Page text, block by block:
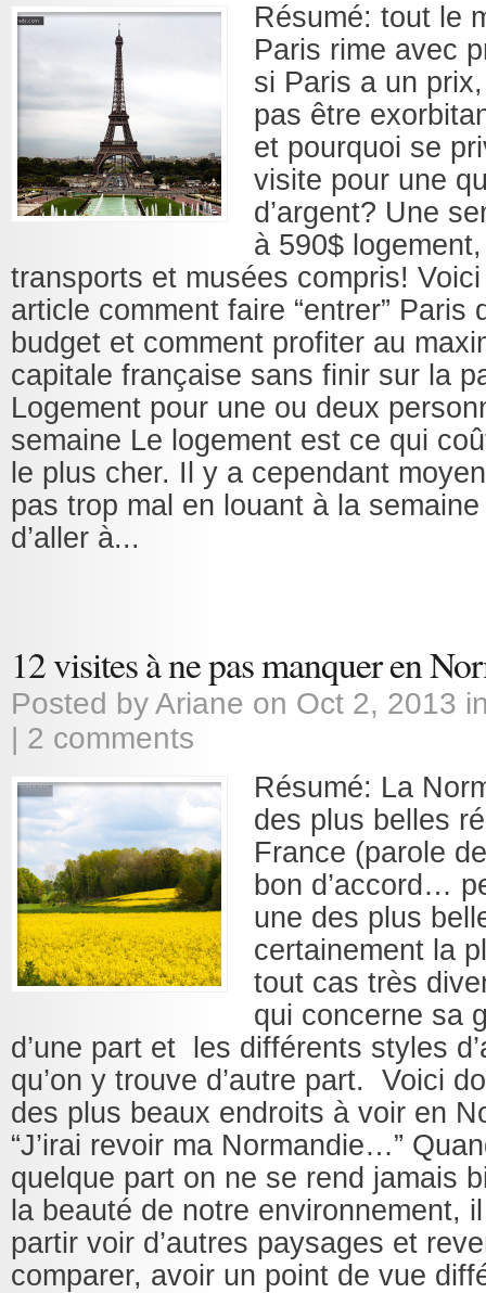
Résumé: tout le
Paris rime avec
si Paris a un
pas être
et pourquoi se
visite pour une
d’argent? Une
à 590$
transports et musées compris!
article comment faire “entrer” Paris
budget et comment profiter au
capitale française sans finir sur la
Logement pour une ou deux
semaine Le logement est ce qui
le plus cher. Il y a cependant
pas trop mal en louant à la
d’aller à...
12 visites à ne pas manquer en
Posted byAriane on Oct 2, 2013
| 2 comments
Résumé: La
des plus belles
France (parole
bon d’accord…
une des plus
certainement la
tout cas très
qui concerne sa
d’une part et les différents styles
qu’on y trouve d’autre part. Voici
des plus beaux endroits à voir en
“J’irai revoir ma Normandie…”
quelque part on ne se rend jamais
la beauté de notre environnement,
partir voir d’autres paysages et
comparer, avoir un point de vue